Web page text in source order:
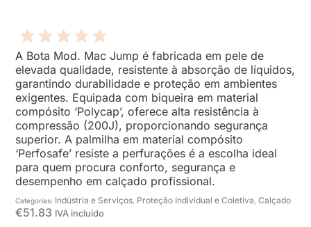
A Bota Mod. Mac Jump é fabricada em pele de
elevada qualidade, resistente à absorção de líquidos,
garantindo durabilidade e proteção em ambientes
exigentes. Equipada com biqueira em material
compósito ‘Polycap’, oferece alta resistência à
compressão (200J), proporcionando segurança
superior. A palmilha em material compósito
‘Perfosafe’ resiste a perfurações é a escolha ideal
para quem procura conforto, segurança e
desempenho em calçado profissional.
Categorias: Indústria e Serviços, Proteção Individual e Coletiva,Calçado
€51.83 IVA incluído